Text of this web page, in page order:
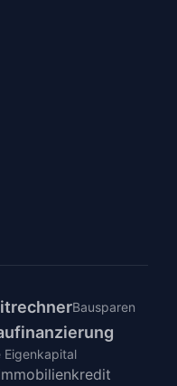
Bausparen
Eigenkapital